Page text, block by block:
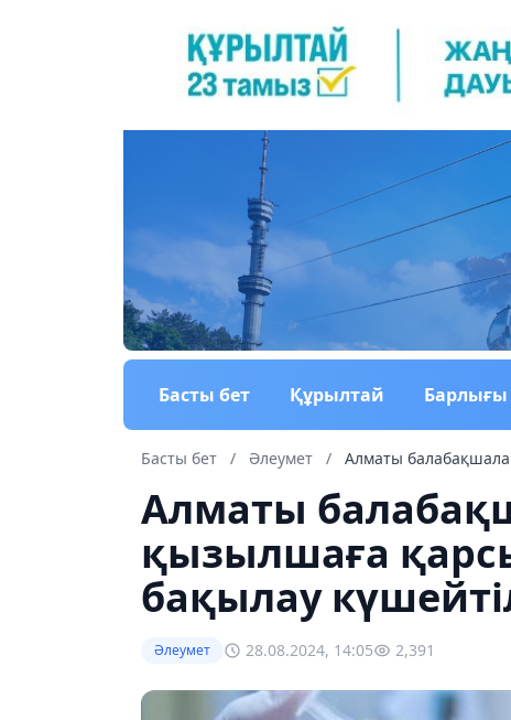
Басты бет Құрылтай Барлығы
Басты бет / Әлеумет / Алматы
Алматы
қызылшаға
бақылау
Әлеумет 28.08.2024, 14:05 2,391